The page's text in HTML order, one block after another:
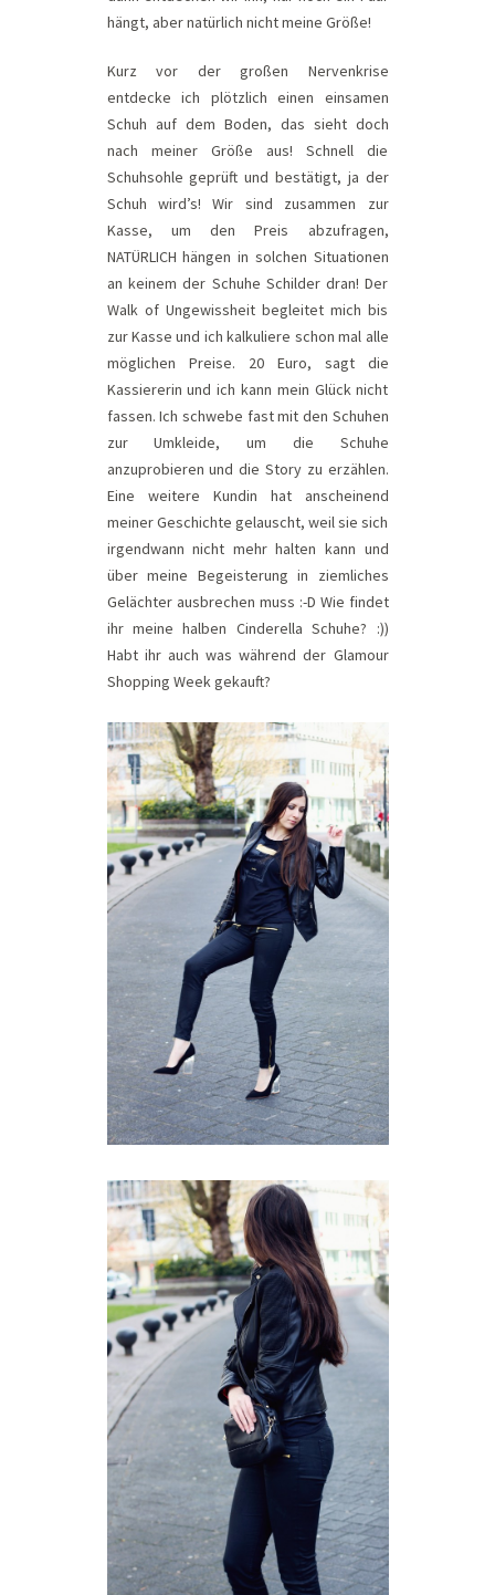
hängt, aber natürlich nicht meine Größe!
Kurz vor der großen Nervenkrise
entdecke ich plötzlich einen einsamen
Schuh auf dem Boden, das sieht doch
nach meiner Größe aus! Schnell die
Schuhsohle geprüft und bestätigt, ja der
Schuh wird’s! Wir sind zusammen zur
Kasse, um den Preis abzufragen,
NATÜRLICH hängen in solchen Situationen
an keinem der Schuhe Schilder dran! Der
Walk of Ungewissheit begleitet mich bis
zur Kasse und ich kalkuliere schon mal alle
möglichen Preise. 20 Euro, sagt die
Kassiererin und ich kann mein Glück nicht
fassen. Ich schwebe fast mit den Schuhen
zur Umkleide, um die Schuhe
anzuprobieren und die Story zu erzählen.
Eine weitere Kundin hat anscheinend
meiner Geschichte gelauscht, weil sie sich
irgendwann nicht mehr halten kann und
über meine Begeisterung in ziemliches
Gelächter ausbrechen muss :-D Wie findet
ihr meine halben Cinderella Schuhe? :))
Habt ihr auch was während der Glamour
Shopping Week gekauft?